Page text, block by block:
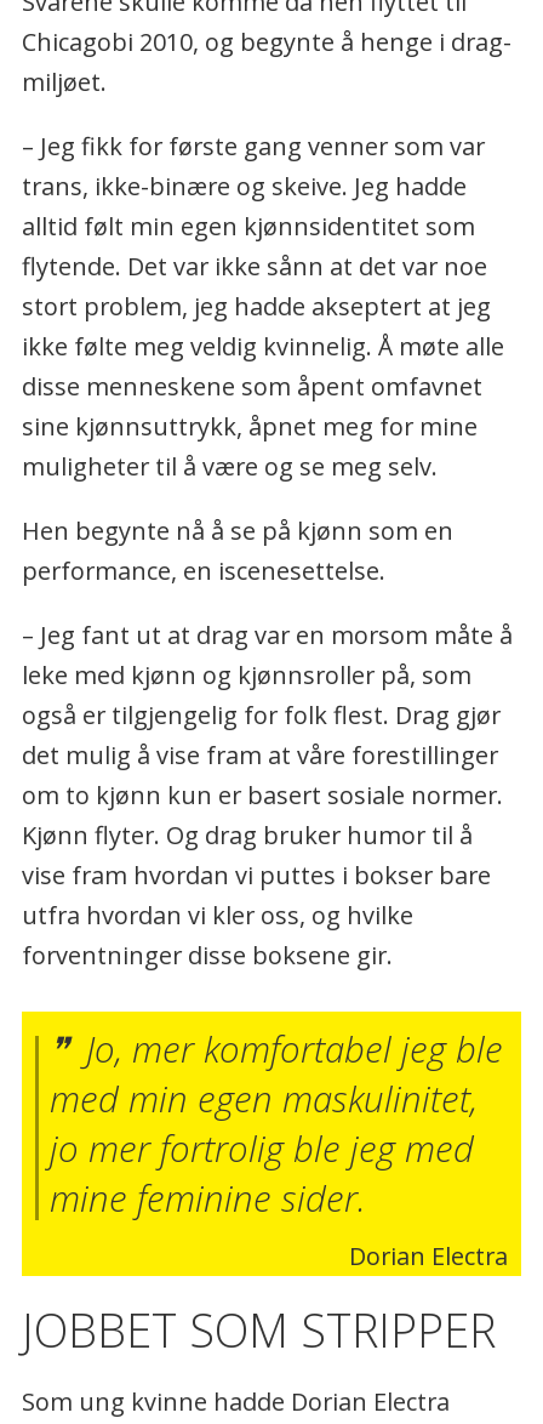
Chicagobi 2010, og begynte å henge i drag-
miljøet.
– Jeg fikk for første gang venner som var
trans, ikke-binære og skeive. Jeg hadde
alltid følt min egen kjønnsidentitet som
flytende. Det var ikke sånn at det var noe
stort problem, jeg hadde akseptert at jeg
ikke følte meg veldig kvinnelig. Å møte alle
disse menneskene som åpent omfavnet
sine kjønnsuttrykk, åpnet meg for mine
muligheter til å være og se meg selv.
Hen begynte nå å se på kjønn som en
performance, en iscenesettelse.
– Jeg fant ut at drag var en morsom måte å
leke med kjønn og kjønnsroller på, som
også er tilgjengelig for folk flest. Drag gjør
det mulig å vise fram at våre forestillinger
om to kjønn kun er basert sosiale normer.
Kjønn flyter. Og drag bruker humor til å
vise fram hvordan vi puttes i bokser bare
utfra hvordan vi kler oss, og hvilke
forventninger disse boksene gir.
Jo, mer komfortabel jeg ble
med min egen maskulinitet,
jo mer fortrolig ble jeg med
mine feminine sider.
Dorian Electra
JOBBET SOM STRIPPER
Som ung kvinne hadde Dorian Electra